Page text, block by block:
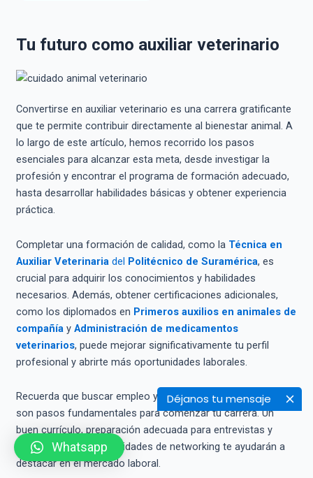
Déjanos tu mensaje
Tu futuro como auxiliar veterinario
Convertirse en auxiliar veterinario es una carrera gratificante
que te permite contribuir directamente al bienestar animal. A
lo largo de este artículo, hemos recorrido los pasos
esenciales para alcanzar esta meta, desde investigar la
profesión y encontrar el programa de formación adecuado,
hasta desarrollar habilidades básicas y obtener experiencia
práctica.
Completar una formación de calidad, como la Técnica en
Auxiliar Veterinariadel Politécnico de Suramérica, es
crucial para adquirir los conocimientos y habilidades
necesarios. Además, obtener certificaciones adicionales,
como los diplomados en Primeros auxilios en animales de
compañíay Administración de medicamentos
veterinarios, puede mejorar significativamente tu perfil
profesional y abrirte más oportunidades laborales.
Recuerda que buscar empleo y prepararte para entrevistas
son pasos fundamentales para comenzar tu carrera. Un
buen currículo, preparación adecuada para entrevistas y
aprovechar las oportunidades de networking te ayudarán a
destacar en el mercado laboral.
Whatsapp